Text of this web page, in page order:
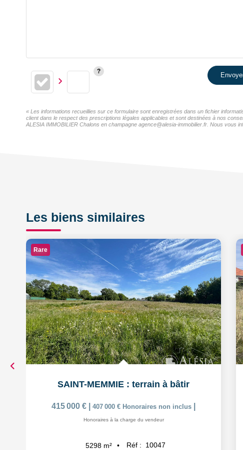
« Les informations recueillies sur ce formulaire sont enregistrées dans un fichier
client dans le respect des prescriptions légales applicables et sont destinées à nos
ALESIA IMMOBILIER Chalons en champagne agence@alesia-immobilier.fr. Nous vous
Les biens similaires
Rare
SAINT-MEMMIE : terrain à bâtir
415 000 € 407 000 € Honoraires non inclus
Honoraires à la charge du vendeur
5298 m² Réf : 10047